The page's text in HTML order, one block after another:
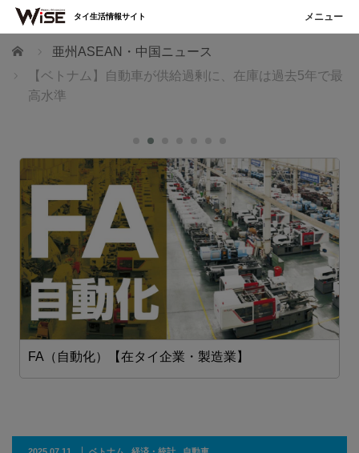
ホーム
亜州ASEAN・中国ニュース
【ベトナム】自動車が供給過剰に、在庫は過去5年で最
高水準
FA（自動化）【在タイ企業・製造業】
タイ生活情報サイト